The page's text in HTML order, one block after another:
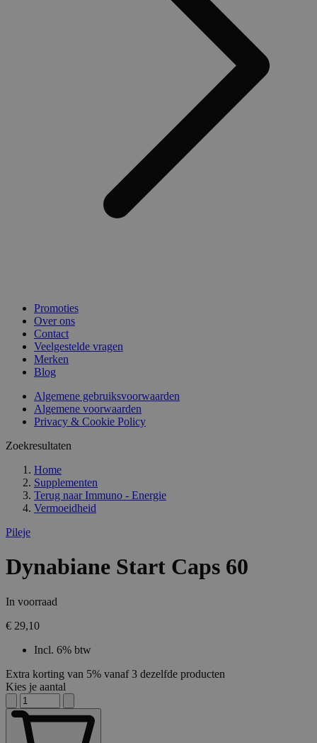
Promoties
Over ons
Contact
Veelgestelde vragen
Merken
Blog
Algemene gebruiksvoorwaarden
Algemene voorwaarden
Privacy & Cookie Policy
Zoekresultaten
Home
Supplementen
Terug naar Immuno - Energie
Vermoeidheid
Pileje
Dynabiane Start Caps 60
In voorraad
€ 29,10
Incl. 6% btw
Extra korting van 5% vanaf 3 dezelfde producten
Kies je aantal